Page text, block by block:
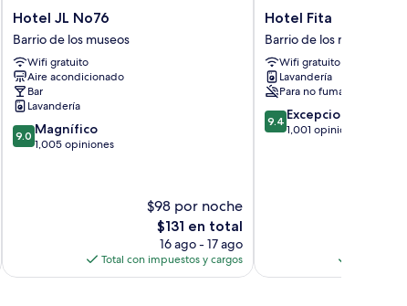
Hotel
JL
No76
Barrio
de
los
museos
Hotel JL No76
Barrio de los museos
Wifi gratuito
Aire acondicionado
Bar
Lavandería
9.0
de
9.0 Magnífico
1,005 opiniones
$98 por noche
El
precio
actual
es
$131 en total
16 ago - 17 ago
Total con impuestos y cargos
Hotel
Fita
Barrio
de
los
museos
Hotel Fita
Barrio de los museos
Wifi gratuito
Lavandería
Para no fumadores
9.4
de
9.4 Excepcional
1,001 opiniones